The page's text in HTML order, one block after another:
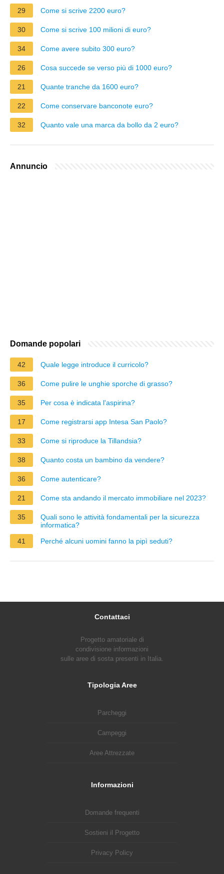
29 Come si scrive 2200 euro?
30 Come si scrive 100 milioni di euro?
34 Come avere subito 300 euro?
26 Cosa succede se verso più di 1000 euro?
21 Quante tranche da 1600 euro?
22 Come conservare banconote euro?
32 Quanto vale una marca da bollo da 2 euro?
Annuncio
Domande popolari
42 Quale legge introduce il curricolo?
36 Come pulire le unghie sporche di grasso?
35 Per cosa è indicata l'aspirina?
17 Come registrarsi app Intesa San Paolo?
33 Come si riproduce la Tillandsia?
38 Quanto costa un bambino da vendere?
36 Come autenticare?
21 Come sta andando il mercato immobiliare nel 2023?
35
Quali sono le attività fondamentali per la sicurezza
informatica?
41
Perché alcuni uomini fanno la pipì seduti?
Contattaci
Progetto amatoriale di
condivisione informazioni
sulle aree di sosta presenti in Italia.
Tipologia Aree
Parcheggi
Campeggi
Aree Attrezzate
Informazioni
Domande frequenti
Sostieni il Progetto
Privacy Policy